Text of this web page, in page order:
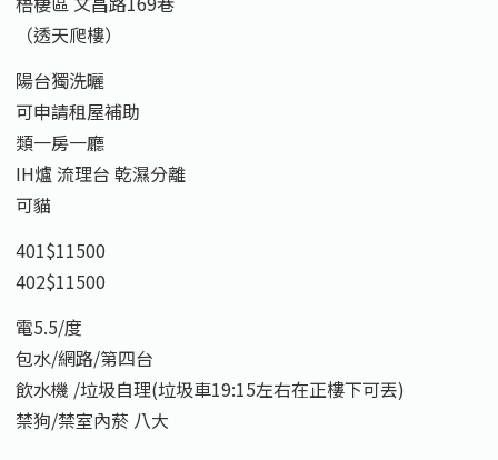
（透天爬樓）
陽台獨洗曬
可申請租屋補助
類一房一廳
IH爐 流理台 乾濕分離
可貓
401$11500
402$11500
電5.5/度
包水/網路/第四台
飲水機 /垃圾自理(垃圾車19:15左右在正樓下可丟)
禁狗/禁室內菸 八大